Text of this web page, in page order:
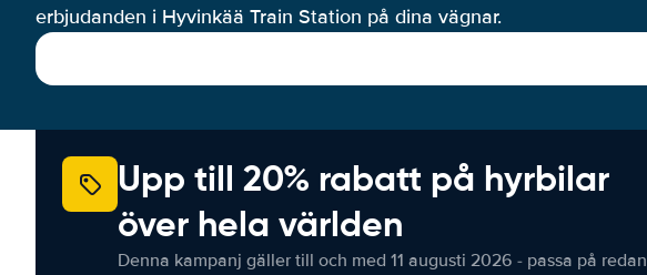
erbjudanden i Hyvinkää Train Station på dina vägnar.
Upp till 20% rabatt på hyrbilar
över hela världen
Denna kampanj gäller till och med 11 augusti 2026 - passa på redan